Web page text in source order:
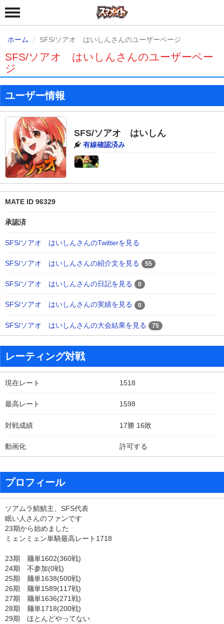
ホーム SFS/ソアオ はいしんさんのユーザーページ
SFS/ソアオ はいしんさんのユーザーペー
ジ
ユーザー情報
SFS/ソアオ はいしん
有線確認済み
MATE ID 96329
承認済
SFS/ソアオ はいしんさんのTwitterを見る
SFS/ソアオ はいしんさんの紹介文を見る 55
SFS/ソアオ はいしんさんの日記を見る 0
SFS/ソアオ はいしんさんの実績を見る 0
SFS/ソアオ はいしんさんの大会結果を見る 75
レーティング対戦
現在レート 1518
最高レート 1598
対戦成績 17勝 16敗
動画化 許可する
プロフィール
ソアムラ鯖鯖主、SFS代表
眠い人さんのファンです
23期から始めました
ミェンミェン単騎最高レート1718
23期 麺単1602(360戦)
24期 不参加(0戦)
25期 麺単1638(500戦)
26期 麺単1589(117戦)
27期 麺単1636(271戦)
28期 麺単1718(200戦)
29期 ほとんどやってない